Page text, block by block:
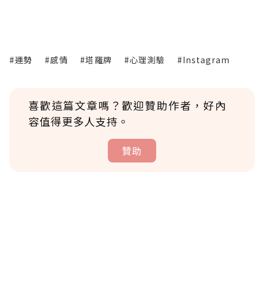
#運勢 #感情 #塔羅牌 #心理測驗 #Instagram
喜歡這篇文章嗎？歡迎贊助作者，好內
容值得更多人支持。
贊助